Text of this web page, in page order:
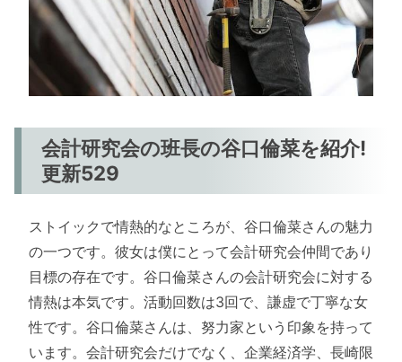
会計研究会の班長の谷口倫菜を紹介!
更新529
ストイックで情熱的なところが、谷口倫菜さんの魅力
の一つです。彼女は僕にとって会計研究会仲間であり
目標の存在です。谷口倫菜さんの会計研究会に対する
情熱は本気です。活動回数は3回で、謙虚で丁寧な女
性です。谷口倫菜さんは、努力家という印象を持って
います。会計研究会だけでなく、企業経済学、長崎限